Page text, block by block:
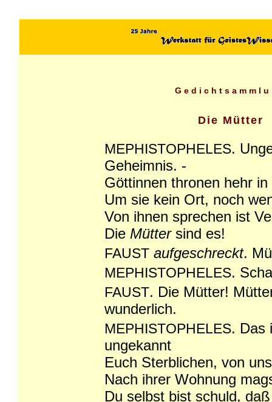
Die Mütter
MEPHISTOPHELES.
Geheimnis. -
Göttinnen thronen hehr
Um sie kein Ort, noch
Von ihnen sprechen ist
Die Müttersind es!
FAUST aufgeschreckt.
MEPHISTOPHELES.
FAUST. Die Mütter!
wunderlich.
MEPHISTOPHELES. Das
ungekannt
Euch Sterblichen, von
Nach ihrer Wohnung
Du selbst bist schuld,